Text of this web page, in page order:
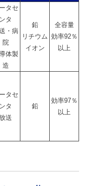
タセ
ンタ
・病
院
体製
造
鉛
リチウム
イオン
全容量
効率92％
以上
タセ
ンタ
送
鉛
効率97％
以上